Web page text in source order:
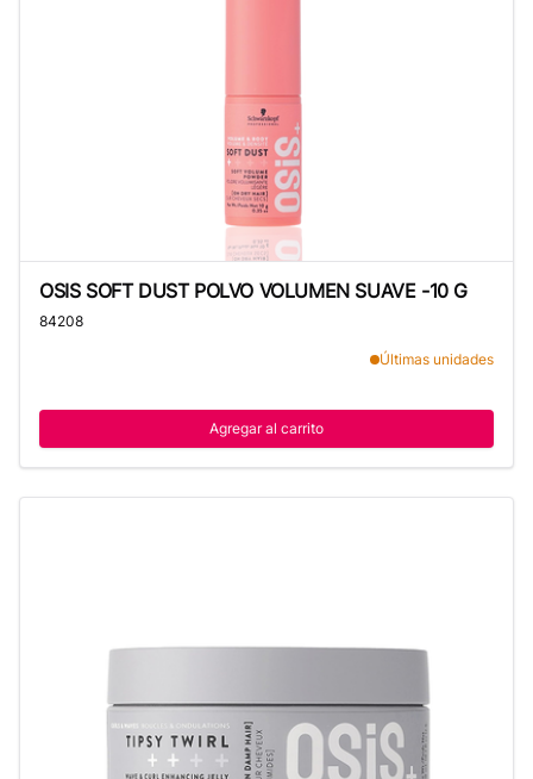
OSIS SOFT DUST POLVO VOLUMEN SUAVE -10 G
84208
Últimas unidades
Agregar al carrito